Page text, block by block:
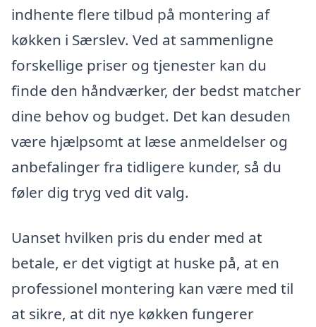
indhente flere tilbud på montering af
køkken i Særslev. Ved at sammenligne
forskellige priser og tjenester kan du
finde den håndværker, der bedst matcher
dine behov og budget. Det kan desuden
være hjælpsomt at læse anmeldelser og
anbefalinger fra tidligere kunder, så du
føler dig tryg ved dit valg.
Uanset hvilken pris du ender med at
betale, er det vigtigt at huske på, at en
professionel montering kan være med til
at sikre, at dit nye køkken fungerer